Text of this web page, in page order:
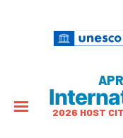
2026 HOST